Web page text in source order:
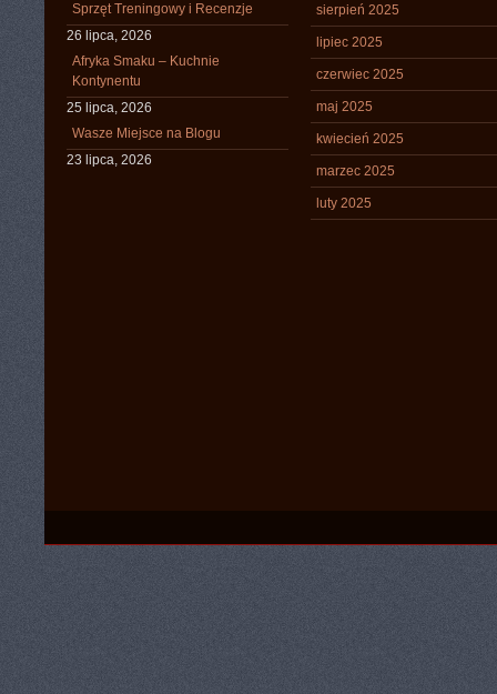
Sprzęt Treningowy i Recenzje
26 lipca, 2026
Afryka Smaku – Kuchnie
Kontynentu
25 lipca, 2026
Wasze Miejsce na Blogu
23 lipca, 2026
sierpień 2025
lipiec 2025
czerwiec 2025
maj 2025
kwiecień 2025
marzec 2025
luty 2025